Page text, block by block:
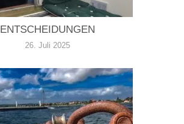
ENTSCHEIDUNGEN
26. Juli 2025